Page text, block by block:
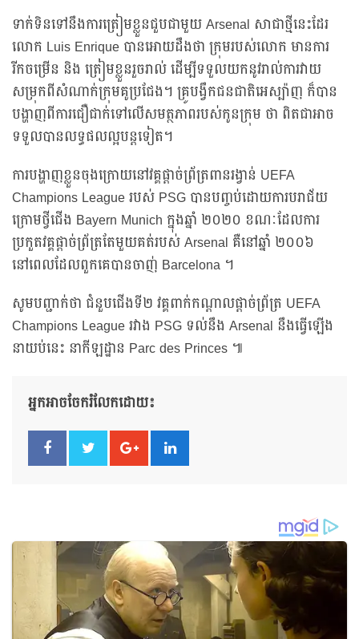
ទាក់ទិនទៅនឹងការត្រៀមខ្លួនជួបជាមួយ Arsenal សាជាថ្មីនេះដែរ
លោក Luis Enrique បានអោយដឹងថា ក្រុមរបស់លោក មានការ
រីកចម្រើន និង ត្រៀមខ្លួនរួចរាល់ ដើម្បីទទួលយកនូវរាល់ការវាយ
សម្រុកពីសំណាក់ក្រុមគូប្រជែង។ គូ្របង្វឹកជនជាតិអេស្ប៉ាញ ក៏បាន
បង្ហាញពីការជឿជាក់ទៅលើសមត្ថភាពរបស់កូនក្រុម ថា ពិតជាអាច
ទទួលបានលទ្ធផលល្អបន្តទៀត។
ការបង្ហាញខ្លួនចុងក្រោយនៅវគ្គផ្តាច់ព្រ័ត្រពានរង្វាន់ UEFA
Champions League របស់ PSG បានបញ្ចប់ដោយការបរាជ័យ
ក្រោមថ្វីជើង Bayern Munich ក្នុងឆ្នាំ ២០២០ ខណៈដែលការ
ប្រកួតវគ្គផ្តាច់ព្រ័ត្រតែមួយគត់របស់ Arsenal គឺនៅឆ្នាំ ២០០៦
នៅពេលដែលពួកគេបានចាញ់ Barcelona ។
សូមបញ្ជាក់ថា ជំនួបជើងទី២ វគ្គពាក់កណ្តាលផ្តាច់ព្រ័ត្រ UEFA
Champions League រវាង PSG ទល់នឹង Arsenal នឹងធ្វើឡើង
នាយប់នេះ នាកីឡដ្ឋាន Parc des Princes ៕
អ្នកអាចចែករំលែកដោយ៖